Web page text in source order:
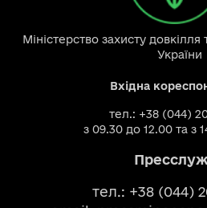
Міністерство захисту
України
Вхідна
тел.: +38 (044)
з 09.30 до 12.00 та з
тел.: +38 (044)